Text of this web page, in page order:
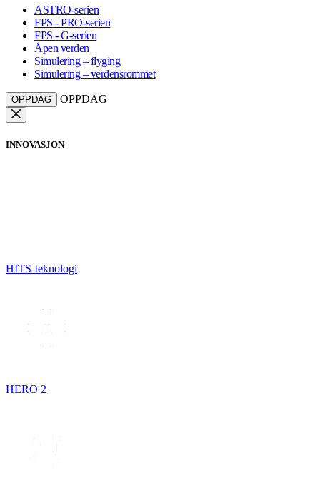
ASTRO-serien
FPS - PRO-serien
FPS - G-serien
Åpen verden
Simulering – flyging
Simulering – verdensrommet
OPPDAG OPPDAG
INNOVASJON
HITS-teknologi
HERO 2